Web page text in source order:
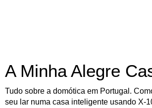
A Minha Alegre
Tudo sobre a domótica em Portugal.
seu lar numa casa inteligente usando X-